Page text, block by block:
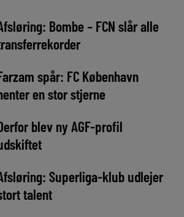
Bombe – FCN slår alle
spår: FC København
en stor stjerne
blev ny AGF-profil
Superliga-klub udlejer
talent